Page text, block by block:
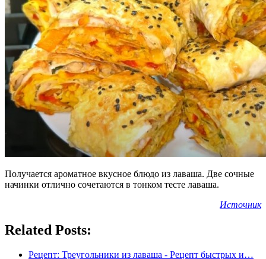
Получается ароматное вкусное блюдо из лаваша. Две сочные
начинки отлично сочетаются в тонком тесте лаваша.
Источник
Related Posts:
Рецепт: Треугольники из лаваша - Рецепт быстрых и…